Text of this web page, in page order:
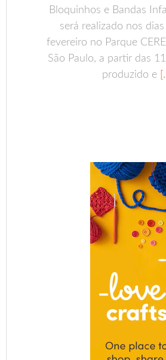
Bloquinhos e Bandas
será realizado nos
fevereiro no Parque
São Paulo, a partir das
produzido e